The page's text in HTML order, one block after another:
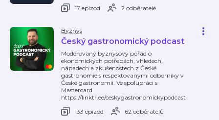
17 epizod
2 odběratelé
Byznys
Český gastronomický podcast
Moderovaný byznysový pořad o
ekonomických potřebách, vhledech,
nápadech a zkušenostech z České
gastronomie s respektovanými odborníky v
České gastronomii. Ve spolupráci s
Mastercard.
https://linktr.ee/ceskygastronomickypodcast
133 epizod
62 odběratelů